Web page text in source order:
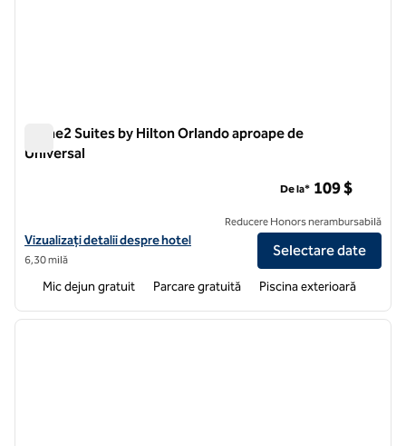
Home2 Suites by Hilton Orlando aproape de
Universal
Vizualizați detaliile hotelului pentru Home2 Suites by Hilton Orlando,
Vizualizați detalii despre hotel
6,30 milă
De la* 109 $
Reducere Honors nerambursabilă
Selectare date
Mic dejun gratuit Parcare gratuită Piscina exterioară
1 din 12